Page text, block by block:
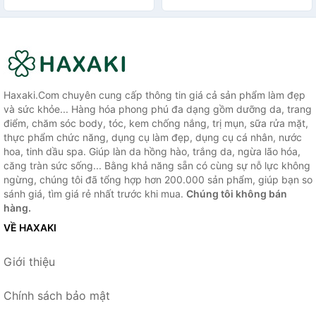
Haxaki.Com chuyên cung cấp thông tin giá cả sản phẩm làm đẹp
và sức khỏe... Hàng hóa phong phú đa dạng gồm dưỡng da, trang
điểm, chăm sóc body, tóc, kem chống nắng, trị mụn, sữa rửa mặt,
thực phẩm chức năng, dụng cụ làm đẹp, dụng cụ cá nhân, nước
hoa, tinh dầu spa. Giúp làn da hồng hào, trắng da, ngừa lão hóa,
căng tràn sức sống... Bằng khả năng sẵn có cùng sự nỗ lực không
ngừng, chúng tôi đã tổng hợp hơn 200.000 sản phẩm, giúp bạn so
sánh giá, tìm giá rẻ nhất trước khi mua. Chúng tôi không bán
hàng.
VỀ HAXAKI
Giới thiệu
Chính sách bảo mật